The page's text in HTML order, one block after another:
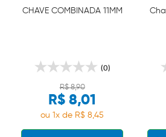
CHAVE COMBINADA 11MM
(0)
R$ 8,90
R$ 8,01
ou 1x de R$ 8,45